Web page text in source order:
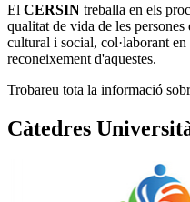
El CERSIN treballa en els
qualitat de vida de les persones
cultural i social, col·laborant
reconeixement d'aquestes.
Trobareu tota la informació
Càtedres